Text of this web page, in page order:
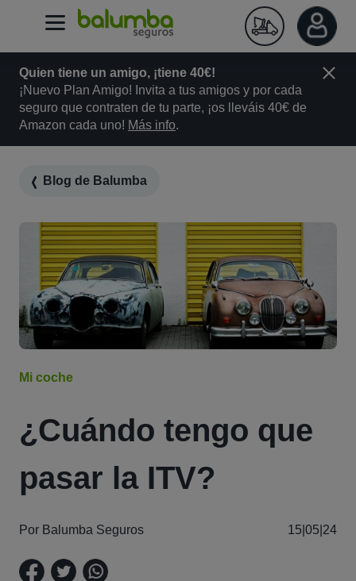
Quien tiene un amigo, ¡tiene 40€!
¡Nuevo Plan Amigo! Invita a tus amigos y por cada
seguro que contraten de tu parte, ¡os lleváis 40€ de
Amazon cada uno! Más info.
Blog de Balumba
Mi coche
¿Cuándo tengo que
pasar la ITV?
Por Balumba Seguros 15|05|24